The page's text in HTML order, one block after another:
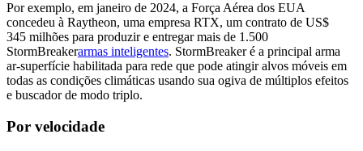
Por exemplo, em janeiro de 2024, a Força Aérea dos EUA
concedeu à Raytheon, uma empresa RTX, um contrato de US$
345 milhões para produzir e entregar mais de 1.500
StormBreakerarmas inteligentes. StormBreaker é a principal arma
ar-superfície habilitada para rede que pode atingir alvos móveis em
todas as condições climáticas usando sua ogiva de múltiplos efeitos
e buscador de modo triplo.
Por velocidade